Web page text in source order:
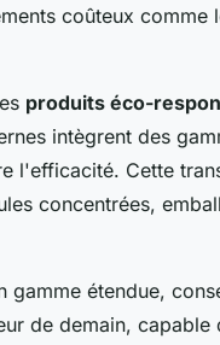
coûteux comme
produits éco-
intègrent des
l'efficacité. Cette
concentrées,
gamme étendue,
de demain,